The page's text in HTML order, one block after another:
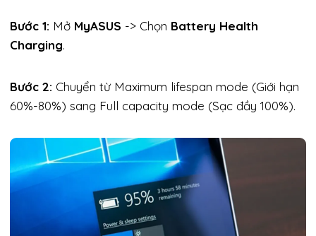
Bước 1: Mở MyASUS -> Chọn Battery Health
Charging.
Bước 2: Chuyển từ Maximum lifespan mode (Giới hạn
60%-80%) sang Full capacity mode (Sạc đầy 100%).